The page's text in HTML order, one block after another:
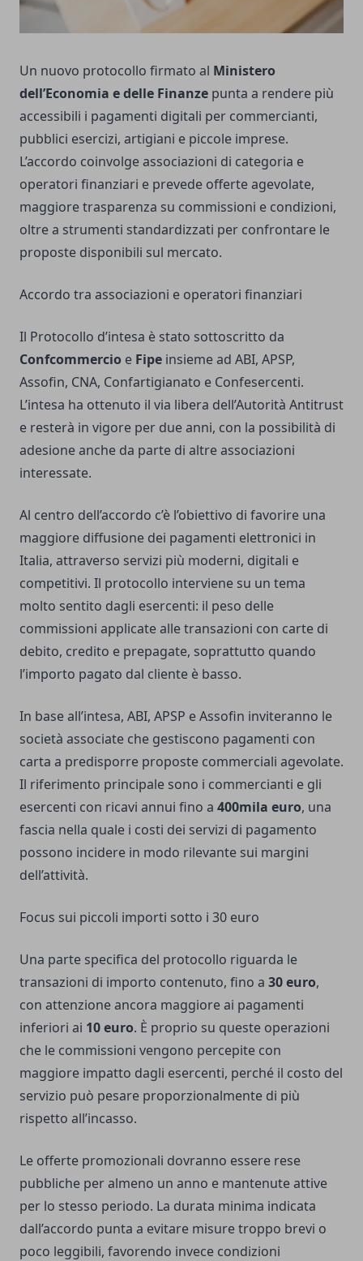
Un nuovo protocollo firmato al Ministero
dell’Economia e delle Finanze punta a rendere più
accessibili i pagamenti digitali per commercianti,
pubblici esercizi, artigiani e piccole imprese.
L’accordo coinvolge associazioni di categoria e
operatori finanziari e prevede offerte agevolate,
maggiore trasparenza su commissioni e condizioni,
oltre a strumenti standardizzati per confrontare le
proposte disponibili sul mercato.
Accordo tra associazioni e operatori finanziari
Il Protocollo d’intesa è stato sottoscritto da
Confcommercio e Fipe insieme ad ABI, APSP,
Assofin, CNA, Confartigianato e Confesercenti.
L’intesa ha ottenuto il via libera dell’Autorità Antitrust
e resterà in vigore per due anni, con la possibilità di
adesione anche da parte di altre associazioni
interessate.
Al centro dell’accordo c’è l’obiettivo di favorire una
maggiore diffusione dei pagamenti elettronici in
Italia, attraverso servizi più moderni, digitali e
competitivi. Il protocollo interviene su un tema
molto sentito dagli esercenti: il peso delle
commissioni applicate alle transazioni con carte di
debito, credito e prepagate, soprattutto quando
l’importo pagato dal cliente è basso.
In base all’intesa, ABI, APSP e Assofin inviteranno le
società associate che gestiscono pagamenti con
carta a predisporre proposte commerciali agevolate.
Il riferimento principale sono i commercianti e gli
esercenti con ricavi annui fino a 400mila euro, una
fascia nella quale i costi dei servizi di pagamento
possono incidere in modo rilevante sui margini
dell’attività.
Focus sui piccoli importi sotto i 30 euro
Una parte specifica del protocollo riguarda le
transazioni di importo contenuto, fino a 30 euro,
con attenzione ancora maggiore ai pagamenti
inferiori ai 10 euro. È proprio su queste operazioni
che le commissioni vengono percepite con
maggiore impatto dagli esercenti, perché il costo del
servizio può pesare proporzionalmente di più
rispetto all’incasso.
Le offerte promozionali dovranno essere rese
pubbliche per almeno un anno e mantenute attive
per lo stesso periodo. La durata minima indicata
dall’accordo punta a evitare misure troppo brevi o
poco leggibili, favorendo invece condizioni